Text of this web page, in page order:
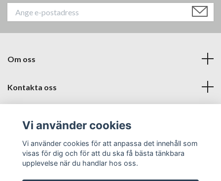
Om oss
Kontakta oss
Sociala medier
Vi använder cookies
Vi använder cookies för att anpassa det innehåll som
visas för dig och för att du ska få bästa tänkbara
upplevelse när du handlar hos oss.